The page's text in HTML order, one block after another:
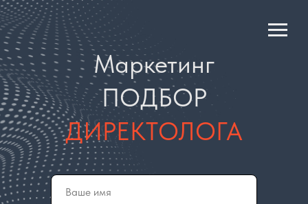
Маркетинг
ПОДБОР
ДИРЕКТОЛОГА